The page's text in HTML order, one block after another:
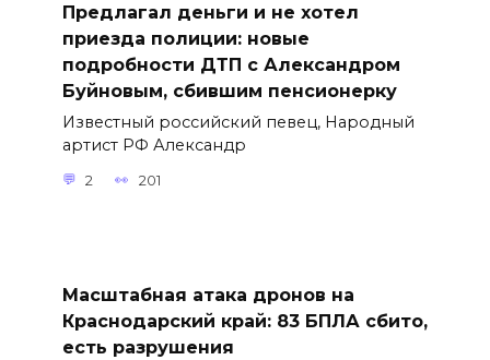
Предлагал деньги и не хотел
приезда полиции: новые
подробности ДТП с Александром
Буйновым, сбившим пенсионерку
Известный российский певец, Народный
артист РФ Александр
2 201
Масштабная атака дронов на
Краснодарский край: 83 БПЛА сбито,
есть разрушения